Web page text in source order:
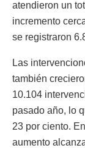
atendieron un
incremento
se registraron
Las
también
10.104
pasado año, lo
23 por ciento.
aumento